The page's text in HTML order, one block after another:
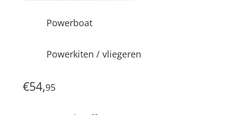
Powerboat
Powerkiten / vliegeren
€54,95